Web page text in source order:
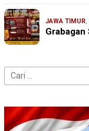
JAWA TIMUR,
Grabagan
Cari
untuk: